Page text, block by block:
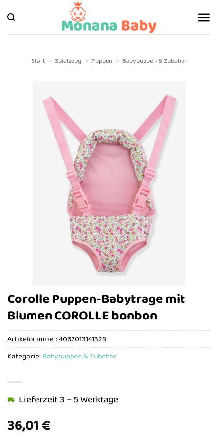
Inhalt
springen
Start » Spielzeug » Puppen » Babypuppen & Zubehör
Corolle Puppen-Babytrage mit
Blumen COROLLE bonbon
36,01€
Lieferzeit 3 – 5 Werktage
Artikelnummer:4062013141329
Kategorie:Babypuppen & Zubehör